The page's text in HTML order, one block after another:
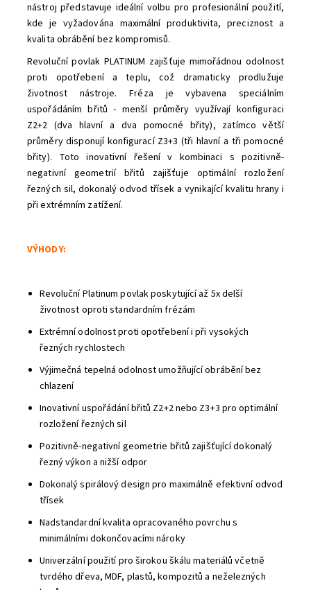
nástroj představuje ideální volbu pro profesionální použití,
kde je vyžadována maximální produktivita, preciznost a
kvalita obrábění bez kompromisů.
Revoluční povlak PLATINUM zajišťuje mimořádnou odolnost
proti opotřebení a teplu, což dramaticky prodlužuje
životnost nástroje. Fréza je vybavena speciálním
uspořádáním břitů - menší průměry využívají konfiguraci
Z2+2 (dva hlavní a dva pomocné břity), zatímco větší
průměry disponují konfigurací Z3+3 (tři hlavní a tři pomocné
břity). Toto inovativní řešení v kombinaci s pozitivně-
negativní geometrií břitů zajišťuje optimální rozložení
řezných sil, dokonalý odvod třísek a vynikající kvalitu hrany i
při extrémním zatížení.
VÝHODY:
Revoluční Platinum povlak poskytující až 5x delší
životnost oproti standardním frézám
Extrémní odolnost proti opotřebení i při vysokých
řezných rychlostech
Výjimečná tepelná odolnost umožňující obrábění bez
chlazení
Inovativní uspořádání břitů Z2+2 nebo Z3+3 pro optimální
rozložení řezných sil
Pozitivně-negativní geometrie břitů zajišťující dokonalý
řezný výkon a nižší odpor
Dokonalý spirálový design pro maximálně efektivní odvod
třísek
Nadstandardní kvalita opracovaného povrchu s
minimálními dokončovacími nároky
Univerzální použití pro širokou škálu materiálů včetně
tvrdého dřeva, MDF, plastů, kompozitů a neželezných